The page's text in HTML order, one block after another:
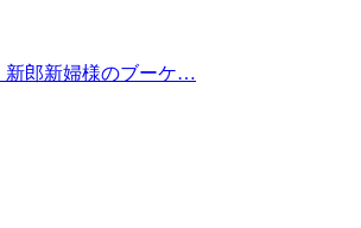
新郎新婦様のブーケ…